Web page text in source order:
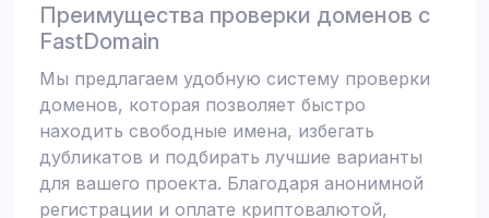
Преимущества проверки доменов с
FastDomain
Мы предлагаем удобную систему проверки
доменов, которая позволяет быстро
находить свободные имена, избегать
дубликатов и подбирать лучшие варианты
для вашего проекта. Благодаря анонимной
регистрации и оплате криптовалютой,